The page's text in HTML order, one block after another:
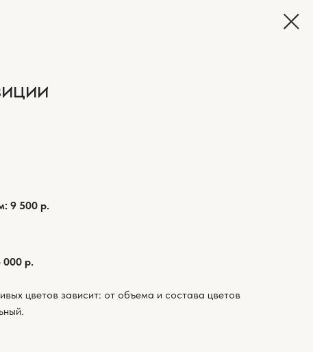
9 500 р.
000 р.
цветов зависит: от объема и состава цветов